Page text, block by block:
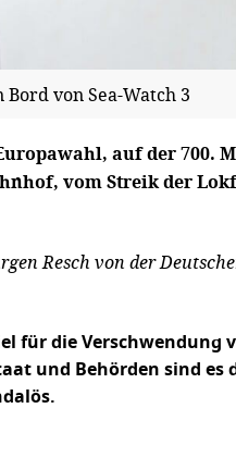
von Sea-Watch 3
auf der 700.
vom Streik der
Resch von der
für die
und Behörden sind